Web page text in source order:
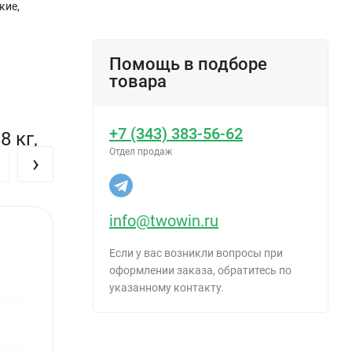
кг,
›
Помощь в подборе
товара
+7 (343) 383-56-62
Отдел продаж
info@twowin.ru
Если у вас возникли вопросы при
оформлении заказа, обратитесь по
указанному контакту.